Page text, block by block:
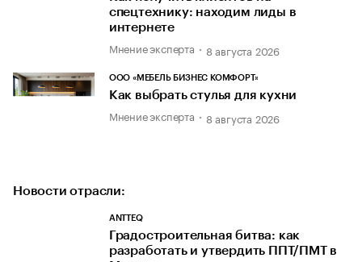
спецтехнику: находим лиды в
интернете
Мнение эксперта 8 августа 2026
ООО «МЕБЕЛЬ БИЗНЕС КОМФОРТ»
Как выбрать стулья для кухни
Мнение эксперта 8 августа 2026
Новости отрасли:
ANTTEQ
Градостроительная битва: как
разработать и утвердить ППТ/ПМТ в